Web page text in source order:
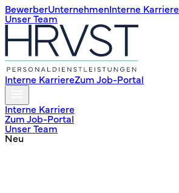
BewerberUnternehmen Interne Karriere
Unser Team
Interne KarriereZum Job-Portal
Interne Karriere
Zum Job-Portal
Unser Team
Neu